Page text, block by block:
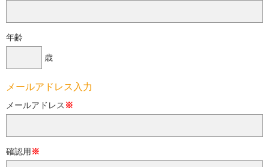
年齢
歳
メールアドレス入力
メールアドレス ※
確認用※